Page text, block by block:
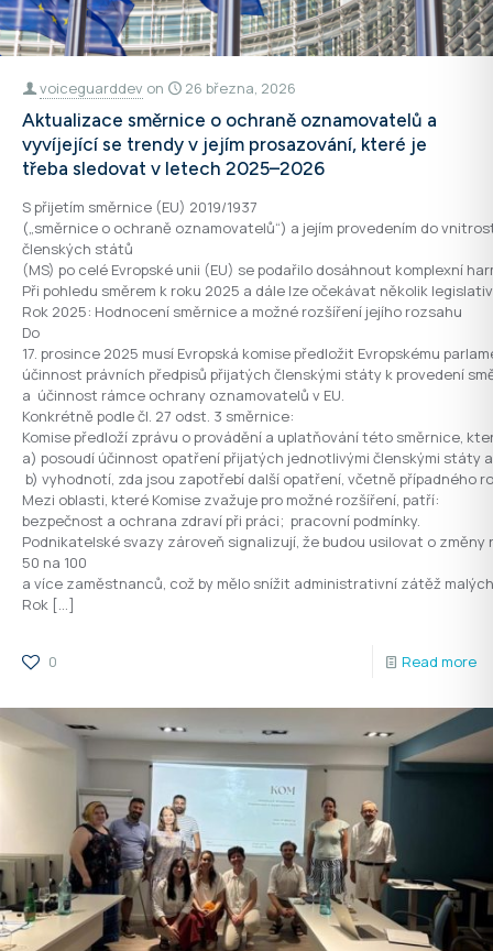
voiceguarddev on 26 března, 2026
Aktualizace směrnice o ochraně oznamovatelů a
vyvíjející se trendy v jejím prosazování, které je
třeba sledovat v letech 2025–2026
S přijetím směrnice (EU) 2019/1937
(„směrnice o ochraně oznamovatelů“) a jejím provedením do
členských států
(MS) po celé Evropské unii (EU) se podařilo dosáhnout komplexní
Při pohledu směrem k roku 2025 a dále lze očekávat několik
Rok 2025: Hodnocení směrnice a možné rozšíření jejího rozsahu
Do
17. prosince 2025 musí Evropská komise předložit Evropskému
účinnost právních předpisů přijatých členskými státy k provedení
a účinnost rámce ochrany oznamovatelů v EU.
Konkrétně podle čl. 27 odst. 3 směrnice:
Komise předloží zprávu o provádění a uplatňování této směrnice,
a) posoudí účinnost opatření přijatých jednotlivými členskými
b) vyhodnotí, zda jsou zapotřebí další opatření, včetně případného
Mezi oblasti, které Komise zvažuje pro možné rozšíření, patří:
bezpečnost a ochrana zdraví při práci; pracovní podmínky.
Podnikatelské svazy zároveň signalizují, že budou usilovat o
50 na 100
a více zaměstnanců, což by mělo snížit administrativní zátěž
Rok […]
0 Read more